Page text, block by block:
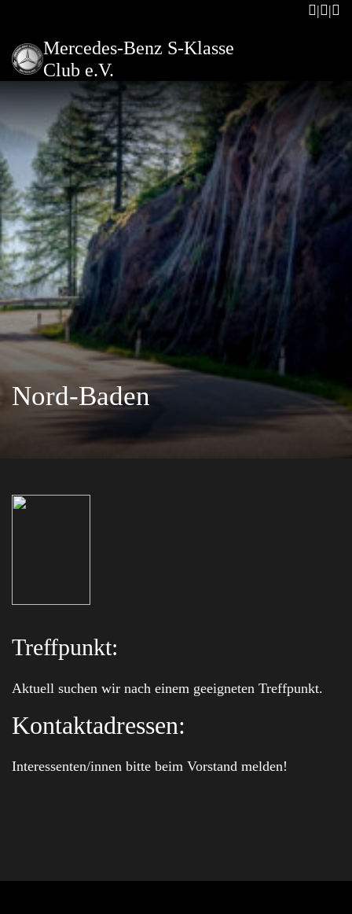
Mercedes-Benz S-Klasse
Club e.V.
Nord-Baden
Treffpunkt:
Aktuell suchen wir nach einem geeigneten Treffpunkt.
Kontaktadressen:
Interessenten/innen bitte beim Vorstand melden!